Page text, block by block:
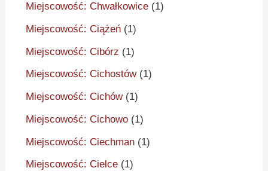
Miejscowość: Chwałkowice (1)
Miejscowość: Ciążeń (1)
Miejscowość: Cibórz (1)
Miejscowość: Cichostów(1)
Miejscowość: Cichów(1)
Miejscowość: Cichowo (1)
Miejscowość: Ciechman (1)
Miejscowość: Cielce (1)